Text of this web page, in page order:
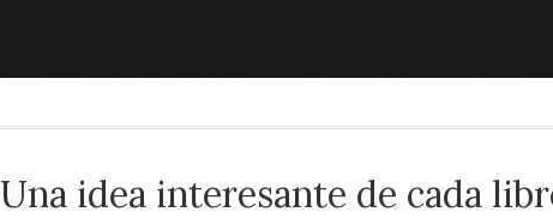
Una idea interesante de cada